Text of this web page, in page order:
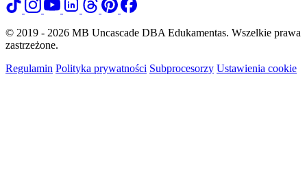
© 2019 - 2026 MB Uncascade DBA Edukamentas. Wszelkie prawa
zastrzeżone.
Regulamin Polityka prywatności Subprocesorzy Ustawienia cookie